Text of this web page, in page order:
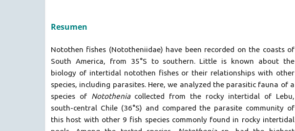
Resumen
Notothen fishes (Nototheniidae) have been recorded on the coasts of
South America, from 35°S to southern. Little is known about the
biology of intertidal notothen fishes or their relationships with other
species, including parasites. Here, we analyzed the parasitic fauna of a
species of Nototheniacollected from the rocky intertidal of Lebu,
south-central Chile (36°S) and compared the parasite community of
this host with other 9 fish species commonly found in rocky intertidal